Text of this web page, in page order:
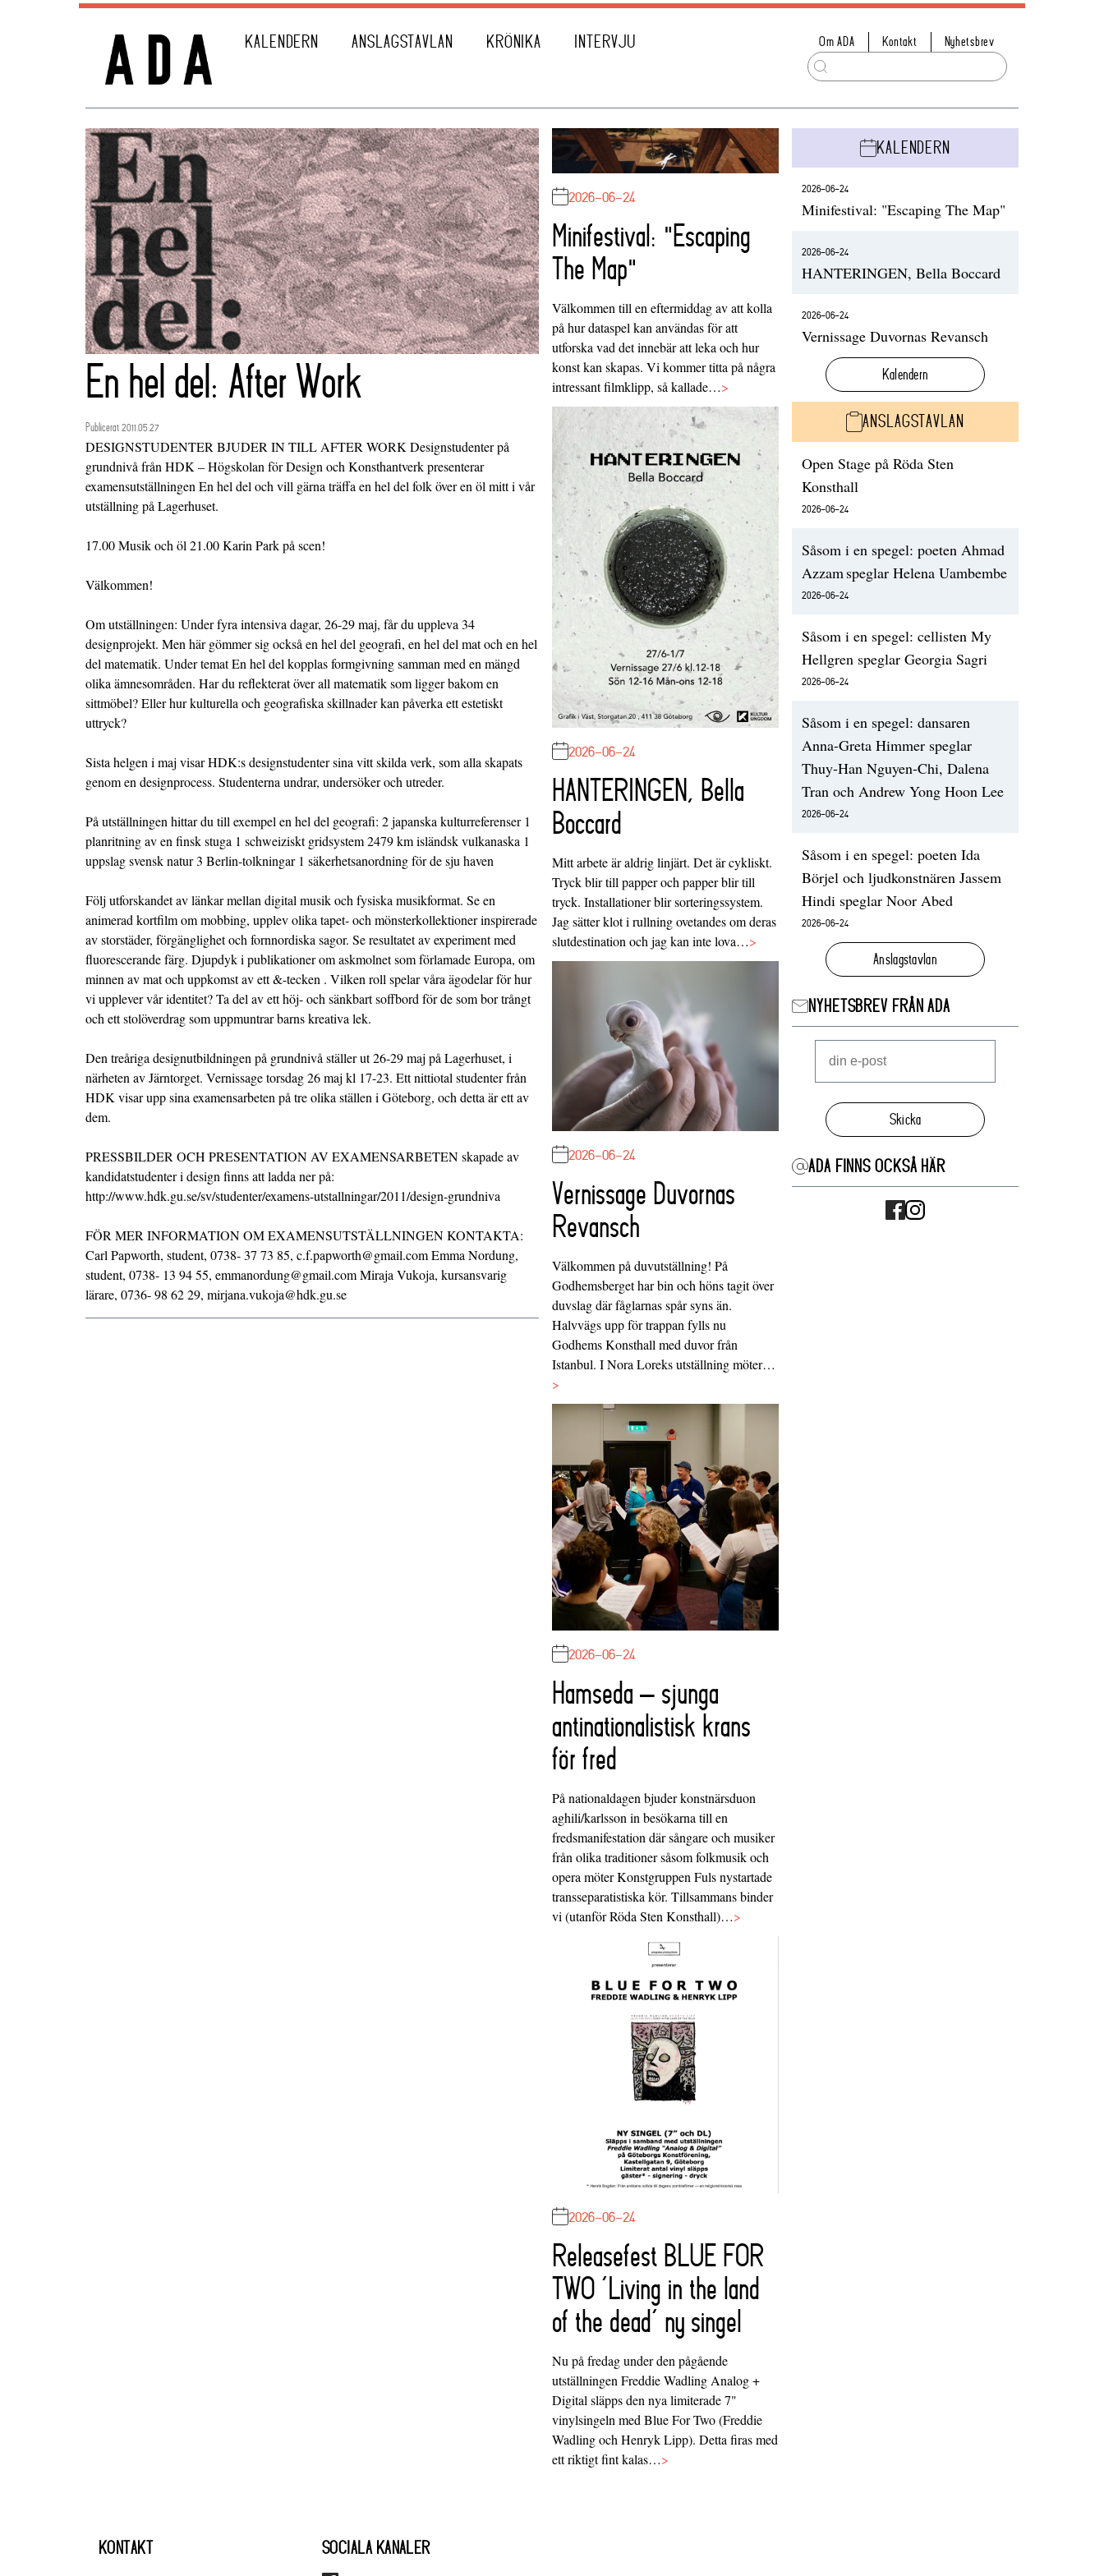
KALENDERN ANSLAGSTAVLAN KRÖNIKA INTERVJU Om ADA Kontakt Nyhetsbrev
En hel del: After Work
Publicerat 2011.05.27
DESIGNSTUDENTER BJUDER IN TILL AFTER WORK Designstudenter på
grundnivå från HDK – Högskolan för Design och Konsthantverk presenterar
examensutställningen En hel del och vill gärna träffa en hel del folk över en öl mitt i vår
utställning på Lagerhuset.
17.00 Musik och öl 21.00 Karin Park på scen!
Välkommen!
Om utställningen: Under fyra intensiva dagar, 26-29 maj, får du uppleva 34
designprojekt. Men här gömmer sig också en hel del geografi, en hel del mat och en hel
del matematik. Under temat En hel del kopplas formgivning samman med en mängd
olika ämnesområden. Har du reflekterat över all matematik som ligger bakom en
sittmöbel? Eller hur kulturella och geografiska skillnader kan påverka ett estetiskt
uttryck?
Sista helgen i maj visar HDK:s designstudenter sina vitt skilda verk, som alla skapats
genom en designprocess. Studenterna undrar, undersöker och utreder.
På utställningen hittar du till exempel en hel del geografi: 2 japanska kulturreferenser 1
planritning av en finsk stuga 1 schweiziskt gridsystem 2479 km isländsk vulkanaska 1
uppslag svensk natur 3 Berlin-tolkningar 1 säkerhetsanordning för de sju haven
Följ utforskandet av länkar mellan digital musik och fysiska musikformat. Se en
animerad kortfilm om mobbing, upplev olika tapet- och mönsterkollektioner inspirerade
av storstäder, förgänglighet och fornnordiska sagor. Se resultatet av experiment med
fluorescerande färg. Djupdyk i publikationer om askmolnet som förlamade Europa, om
minnen av mat och uppkomst av ett &-tecken . Vilken roll spelar våra ägodelar för hur
vi upplever vår identitet? Ta del av ett höj- och sänkbart soffbord för de som bor trångt
och ett stolöverdrag som uppmuntrar barns kreativa lek.
Den treåriga designutbildningen på grundnivå ställer ut 26-29 maj på Lagerhuset, i
närheten av Järntorget. Vernissage torsdag 26 maj kl 17-23. Ett nittiotal studenter från
HDK visar upp sina examensarbeten på tre olika ställen i Göteborg, och detta är ett av
dem.
PRESSBILDER OCH PRESENTATION AV EXAMENSARBETEN skapade av
kandidatstudenter i design finns att ladda ner på:
http://www.hdk.gu.se/sv/studenter/examens-utstallningar/2011/design-grundniva
FÖR MER INFORMATION OM EXAMENSUTSTÄLLNINGEN KONTAKTA:
Carl Papworth, student, 0738- 37 73 85, c.f.papworth@gmail.com Emma Nordung,
student, 0738- 13 94 55, emmanordung@gmail.com Miraja Vukoja, kursansvarig
lärare, 0736- 98 62 29, mirjana.vukoja@hdk.gu.se
2026-06-24
Minifestival: "Escaping
The Map"
Välkommen till en eftermiddag av att kolla
på hur dataspel kan användas för att
utforska vad det innebär att leka och hur
konst kan skapas. Vi kommer titta på några
intressant filmklipp, så kallade…>
2026-06-24
HANTERINGEN, Bella
Boccard
Mitt arbete är aldrig linjärt. Det är cykliskt.
Tryck blir till papper och papper blir till
tryck. Installationer blir sorteringssystem.
Jag sätter klot i rullning ovetandes om deras
slutdestination och jag kan inte lova…>
2026-06-24
Vernissage Duvornas
Revansch
Välkommen på duvutställning! På
Godhemsberget har bin och höns tagit över
duvslag där fåglarnas spår syns än.
Halvvägs upp för trappan fylls nu
Godhems Konsthall med duvor från
Istanbul. I Nora Loreks utställning möter…
>
2026-06-24
Hamseda – sjunga
antinationalistisk krans
för fred
På nationaldagen bjuder konstnärsduon
aghili/karlsson in besökarna till en
fredsmanifestation där sångare och musiker
från olika traditioner såsom folkmusik och
opera möter Konstgruppen Fuls nystartade
transseparatistiska kör. Tillsammans binder
vi (utanför Röda Sten Konsthall)…>
2026-06-24
Releasefest BLUE FOR
TWO ‘Living in the land
of the dead’ ny singel
Nu på fredag under den pågående
utställningen Freddie Wadling Analog +
Digital släpps den nya limiterade 7"
vinylsingeln med Blue For Two (Freddie
Wadling och Henryk Lipp). Detta firas med
ett riktigt fint kalas…>
KALENDERN
2026-06-24
Minifestival: "Escaping The Map"
2026-06-24
HANTERINGEN, Bella Boccard
2026-06-24
Vernissage Duvornas Revansch
Kalendern
ANSLAGSTAVLAN
Open Stage på Röda Sten
Konsthall
2026-06-24
Såsom i en spegel: poeten Ahmad
Azzam speglar Helena Uambembe
2026-06-24
Såsom i en spegel: cellisten My
Hellgren speglar Georgia Sagri
2026-06-24
Såsom i en spegel: dansaren
Anna-Greta Himmer speglar
Thuy-Han Nguyen-Chi, Dalena
Tran och Andrew Yong Hoon Lee
2026-06-24
Såsom i en spegel: poeten Ida
Börjel och ljudkonstnären Jassem
Hindi speglar Noor Abed
2026-06-24
Anslagstavlan
NYHETSBREV FRÅN ADA
Skicka
ADA FINNS OCKSÅ HÄR
KONTAKT SOCIALA KANALER